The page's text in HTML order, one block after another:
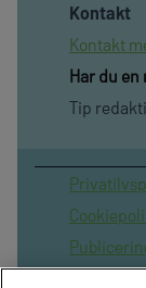
Kontakt
Kontakt
Har du en
Tip